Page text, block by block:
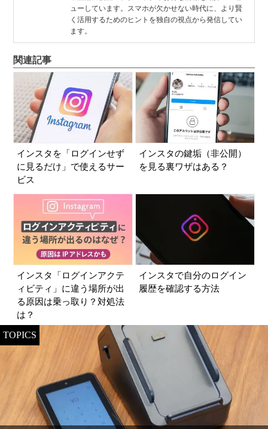
ューしています。スマホが欠かせない時代に、より賢
く活用するためのヒントを独自の視点から発信してい
ます。
関連記事
インスタを「ログインせず
に見るだけ」で使えるサー
ビス
インスタの鍵垢（非公開）
を見る裏ワザはある？
インスタ「ログインアクテ
ィビティ」に違う場所が出
る原因は乗っ取り？対処法
は？
インスタで自分のログイン
履歴を確認する方法
TOPICS